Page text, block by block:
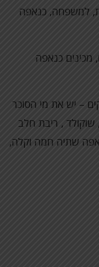
למשפחה, כנאפה
מכינים כנאפה
– יש את מי הסוכר
שוקולד , ריבת חלב
שתיה חמה וקלה,